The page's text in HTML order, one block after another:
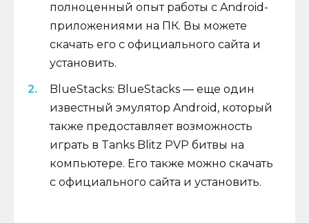
полноценный опыт работы с Android-
приложениями на ПК. Вы можете
скачать его с официального сайта и
установить.
BlueStacks: BlueStacks — еще один
известный эмулятор Android, который
также предоставляет возможность
играть в Tanks Blitz PVP битвы на
компьютере. Его также можно скачать
с официального сайта и установить.